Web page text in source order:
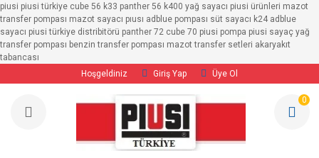
piusi piusi türkiye cube 56 k33 panther 56 k400 yağ sayacı piusi ürünleri mazot
transfer pompası mazot sayacı pıusı adblue pompası süt sayacı k24 adblue
sayacı piusi türkiye distribitörü panther 72 cube 70 piusi pompa piusi sayaç yağ
transfer pompası benzin transfer pompası mazot transfer setleri akaryakıt
tabancası
Hoşgeldiniz
Giriş Yap Üye Ol
0
Geri Dön
SAYAÇLAR
Geri Dön
POMPALAR
Geri Dön
220 Volt Mazot
Geri Dön
220 Volt Benzin
YAĞ POMPALARI
Geri Dön
220 Volt Adblue
Geri Dön
TRANSFER SETLERİ
220 Volt Mazot Transfer Setleri
Ayaklı Transfer Pompaları